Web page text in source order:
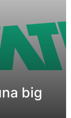
big